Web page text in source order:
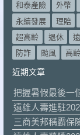
和泰產險
外幣
永續發展
理賠
超高齡
退休
防詐
颱風 高齡
近期文章
把握暑假最後一
遠雄人壽進駐
三商美邦稱霸保